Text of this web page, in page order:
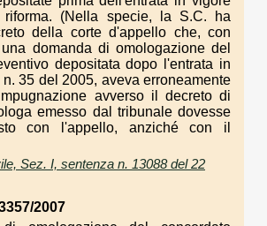
riforma. (Nella specie, la S.C. ha
della corte d'appello che, con
domanda di omologazione del
depositata dopo l'entrata in
35 del 2005, aveva erroneamente
avverso il decreto di
emesso dal tribunale dovesse
con l'appello, anziché con il
Sez. I, sentenza n. 13088 del 22
2007